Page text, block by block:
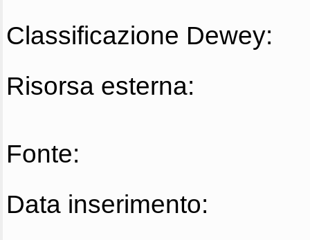
Classificazione Dewey:
Risorsa esterna:
Fonte:
Data inserimento: